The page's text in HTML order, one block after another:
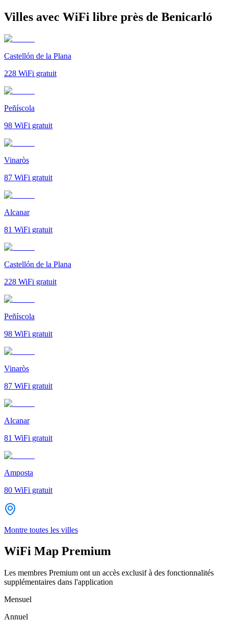
Villes avec WiFi libre près de Benicarló
Castellón de la Plana
228 WiFi gratuit
Peñíscola
98 WiFi gratuit
Vinaròs
87 WiFi gratuit
Alcanar
81 WiFi gratuit
Castellón de la Plana
228 WiFi gratuit
Peñíscola
98 WiFi gratuit
Vinaròs
87 WiFi gratuit
Alcanar
81 WiFi gratuit
Amposta
80 WiFi gratuit
Montre toutes les villes
WiFi Map Premium
Les membres Premium ont un accès exclusif à des fonctionnalités
supplémentaires dans l'application
Mensuel
Annuel